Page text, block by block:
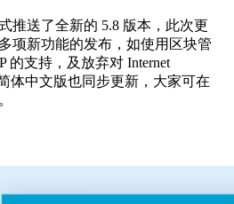
推送了全新的 5.8 版本，此次更
项新功能的发布，如使用区块管
的支持，及放弃对 Internet
体中文版也同步更新，大家可在